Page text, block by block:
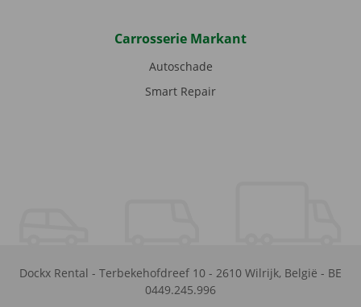
Carrosserie Markant
Autoschade
Smart Repair
Dockx Rental - Terbekehofdreef 10 - 2610 Wilrijk, België - BE
0449.245.996